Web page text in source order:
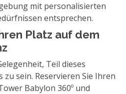
mit personalisierten
entsprechen.
Platz auf dem
Teil dieses
sein. Reservieren Sie Ihren
Babylon 360º und